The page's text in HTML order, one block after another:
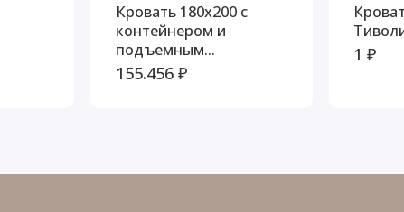
Кровать 180x200 с
контейнером и
подъемным
механизмом Тиволи
155.456 ₽
1 ₽